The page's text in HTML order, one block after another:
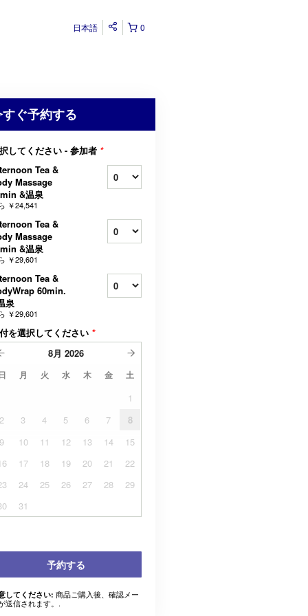
0
日本語
ぐ予約する
してください - 参加者 *
Tea &
Massage
&温泉
￥24,541
Tea &
Massage
&温泉
￥29,601
Tea &
60min.
泉
￥29,601
を選択してください *
8月 2026
日 月 火 水 木 金 土
1
2
3 4 5 6 7
8
9
10 11 12 13 14
15
17 18 19 20 21
22
24 25 26 27 28
29
31
予約する
してください: 商品ご購入後、確認メー
送信されます。.